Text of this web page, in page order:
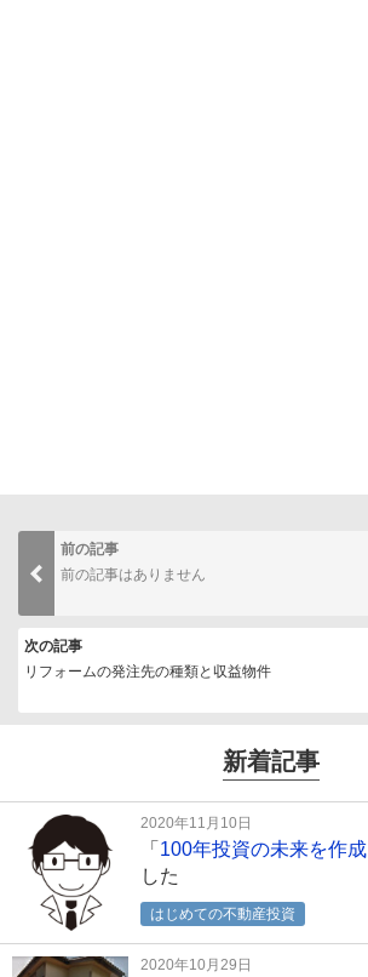
前の記事
前の記事はありません
次の記事
リフォームの発注先の種類と収益物件
新着記事
2020年11月10日
「 100年投資の未来を作成
した
はじめての不動産投資
2020年10月29日